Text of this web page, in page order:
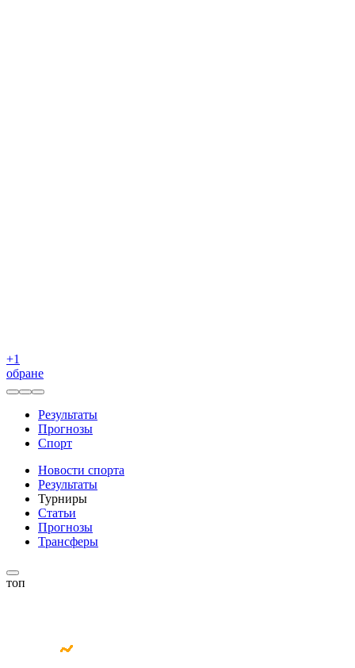
+1
обране
Результаты
Прогнозы
Спорт
Новости спорта
Результаты
Турниры
Статьи
Прогнозы
Трансферы
топ